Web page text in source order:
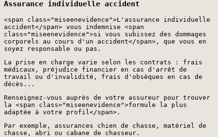
Assurance individuelle accident
<span class="miseenevidence">L'assurance individuelle
accident</span> vous indemnise <span
class="miseenevidence">si vous subissez des dommages
corporels au cours d'un accident</span>, que vous en
soyez responsable ou pas.
La prise en charge varie selon les contrats : frais
médicaux, préjudice financier en cas d'arrêt de
travail ou d'invalidité, frais d'obsèques en cas de
décès...
Renseignez-vous auprès de votre assureur pour trouver
la <span class="miseenevidence">formule la plus
adaptée à votre profil</span>.
Par exemple, assurances chien de chasse, matériel de
chasse, abri ou cabane de chasseur.